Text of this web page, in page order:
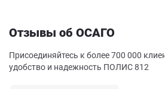
Отзывы об ОСАГО
Присоединяйтесь к более 700 000
удобство и надежность ПОЛИС 812